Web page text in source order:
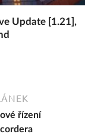
Update [1.21],
řízení